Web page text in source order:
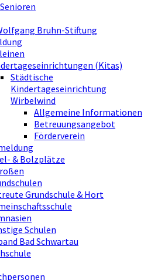
Bruhn-Stiftung
(Kitas)
Städtische
Kindertageseinrichtung
Wirbelwind
Allgemeine Informationen
Betreuungsangebot
Förderverein
& Bolzplätze
Grundschule & Hort
Schulen
Bad Schwartau